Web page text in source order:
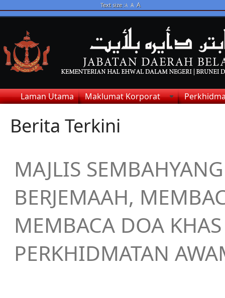
Text size :A A A
Laman Utama Maklumat Korporat
Berita Terkini
MAJLIS
BERJEMAAH,
MEMBACA DOA
PERKHIDMATAN